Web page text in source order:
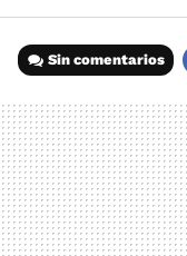
Sin comentarios